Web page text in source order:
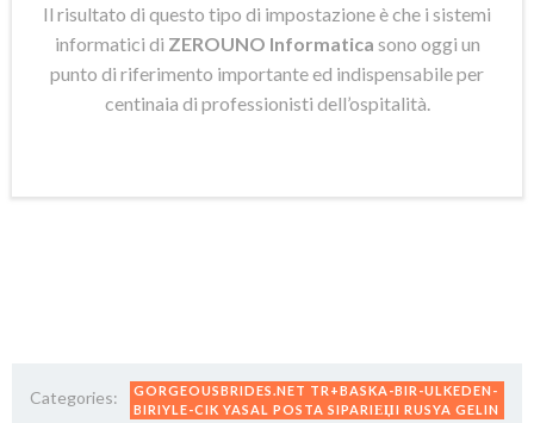
Il risultato di questo tipo di impostazione è che i sistemi
informatici di ZEROUNO Informatica sono oggi un
punto di riferimento importante ed indispensabile per
centinaia di professionisti dell’ospitalità.
Categories:
GORGEOUSBRIDES.NET TR+BASKA-BIR-ULKEDEN-
BIRIYLE-CIK YASAL POSTA SIPARIЕЏI RUSYA GELIN